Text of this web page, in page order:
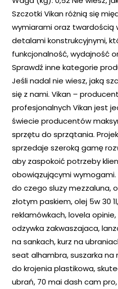
Szczotki Vikan różnią się
wymiarami oraz twardością
detalami konstrukcyjnymi,
funkcjonalność, wydajność
Sprawdź inne kategorie
Jeśli nadal nie wiesz, jaką
się z nami. Vikan –
profesjonalnych Vikan jest
świecie producentów
sprzętu do sprzątania.
sprzedaje szeroką gamę
aby zaspokoić potrzeby
obowiązującymi wymogami.
do czego sluzy mezzaluna,
złotym paskiem, olej 5w 30
reklamówkach, lovela
odzywka zakwaszajaca,
na sankach, kurz na
seat alhambra, suszarka na
do krojenia plastikowa,
ubrań, 70 mai dash cam